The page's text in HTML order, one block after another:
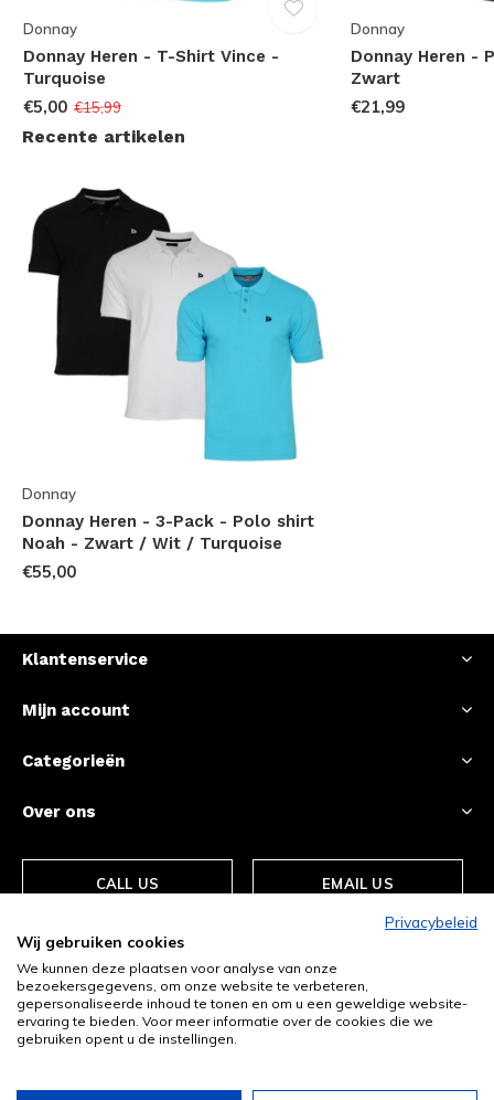
Donnay
Donnay Heren - T-Shirt Vince -
Turquoise
€5,00 €15,99
Donnay
Donnay Heren -
Zwart
€21,99
Recente artikelen
Donnay
Donnay Heren - 3-Pack - Polo shirt
Noah - Zwart / Wit / Turquoise
€55,00
Klantenservice
Mijn account
Categorieën
Over ons
CALL US EMAIL US
© Copyright2026- Theme ByDMWS-RSS-feed
Privacybeleid
Wij gebruiken cookies
We kunnen deze plaatsen voor analyse van onze
bezoekersgegevens, om onze website te verbeteren,
gepersonaliseerde inhoud te tonen en om u een geweldige website-
ervaring te bieden. Voor meer informatie over de cookies die we
gebruiken opent u de instellingen.